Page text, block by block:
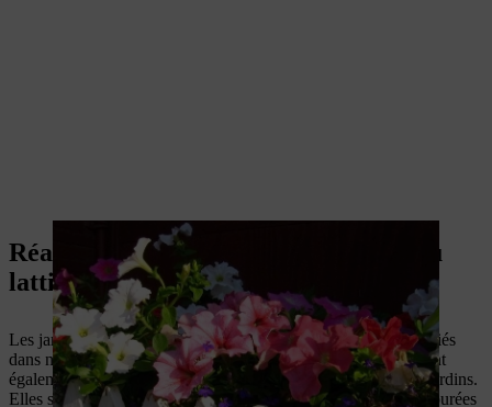
Réaliser une clôture végétalisée sur du
lattis
Les jardins pittoresques des paysans et des cottages sont associés
dans notre esprit aux clôtures en lattis. Les clôtures en bois sont
également très appréciées dans l’aménagement moderne des jardins.
Elles sont particulièrement harmonieuses lorsqu’elles sont entourées